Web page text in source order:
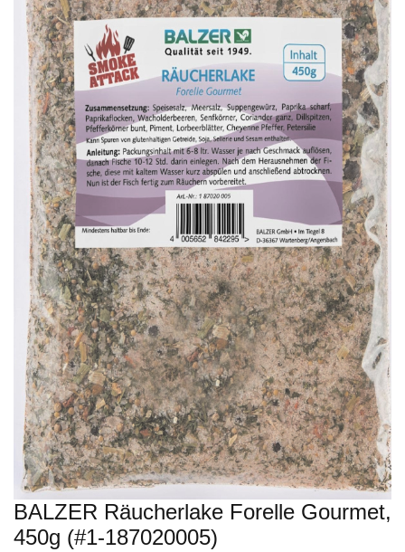
BALZER Räucherlake Forelle Gourmet,
450g (#1-187020005)